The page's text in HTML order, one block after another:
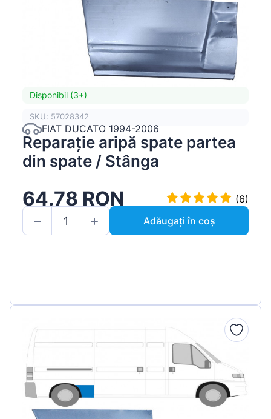
Disponibil (3+)
SKU: 57028342
FIAT DUCATO 1994-2006
Reparație aripă spate partea
din spate / Stânga
64.78 RON
(6)
Adăugați în coș